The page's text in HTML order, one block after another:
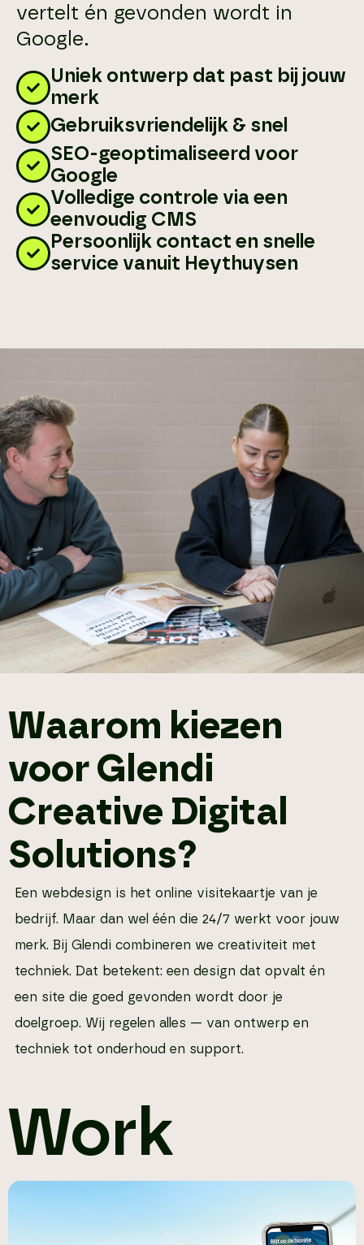
vertelt én gevonden wordt in
Google.
Uniek ontwerp dat past bij jouw
merk
Gebruiksvriendelijk & snel
SEO-geoptimaliseerd voor
Google
Volledige controle via een
eenvoudig CMS
Persoonlijk contact en snelle
service vanuit Heythuysen
Waarom kiezen
voor Glendi
Creative Digital
Solutions?
Een webdesign is het online visitekaartje van je
bedrijf. Maar dan wel één die 24/7 werkt voor jouw
merk. Bij Glendi combineren we creativiteit met
techniek. Dat betekent: een design dat opvalt én
een site die goed gevonden wordt door je
doelgroep. Wij regelen alles — van ontwerp en
techniek tot onderhoud en support.
Work